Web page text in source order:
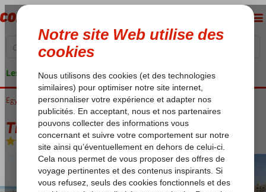
Les garanties de vacances
Egypte Mer Rouge Hurghada Hurghada-Ville Titanic Royal & Aqua Park
Titanic Royal & Aqua Park
All Inclusive-Hôtel